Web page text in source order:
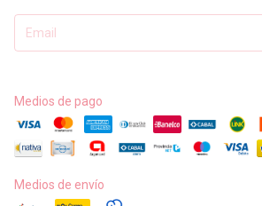
Medios de pago
Medios de envío